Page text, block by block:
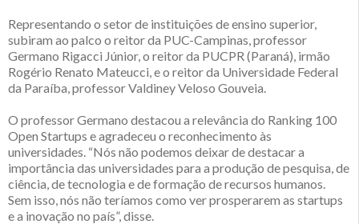
Representando o setor de instituições de ensino superior,
subiram ao palco o reitor da PUC-Campinas, professor
Germano Rigacci Júnior, o reitor da PUCPR (Paraná), irmão
Rogério Renato Mateucci, e o reitor da Universidade Federal
da Paraíba, professor Valdiney Veloso Gouveia.
O professor Germano destacou a relevância do Ranking 100
Open Startups e agradeceu o reconhecimento às
universidades. “Nós não podemos deixar de destacar a
importância das universidades para a produção de pesquisa, de
ciência, de tecnologia e de formação de recursos humanos.
Sem isso, nós não teríamos como ver prosperarem as startups
e a inovação no país”, disse.